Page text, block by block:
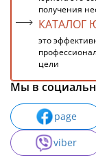
получения
КАТАЛОГ
это
цели
Мы в
page
viber